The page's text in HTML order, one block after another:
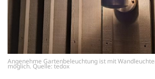
Angenehme Gartenbeleuchtung ist mit
möglich. Quelle: tedox